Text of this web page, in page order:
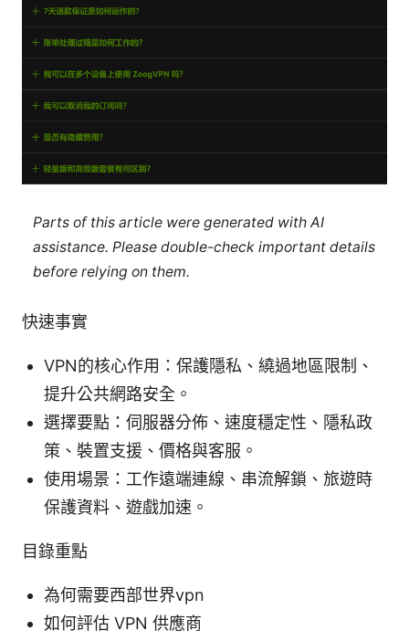
Parts of this article were generated with AI
assistance. Please double-check important details
before relying on them.
快速事實
VPN的核心作用：保護隱私、繞過地區限制、
提升公共網路安全。
選擇要點：伺服器分佈、速度穩定性、隱私政
策、裝置支援、價格與客服。
使用場景：工作遠端連線、串流解鎖、旅遊時
保護資料、遊戲加速。
目錄重點
為何需要西部世界vpn
如何評估 VPN 供應商